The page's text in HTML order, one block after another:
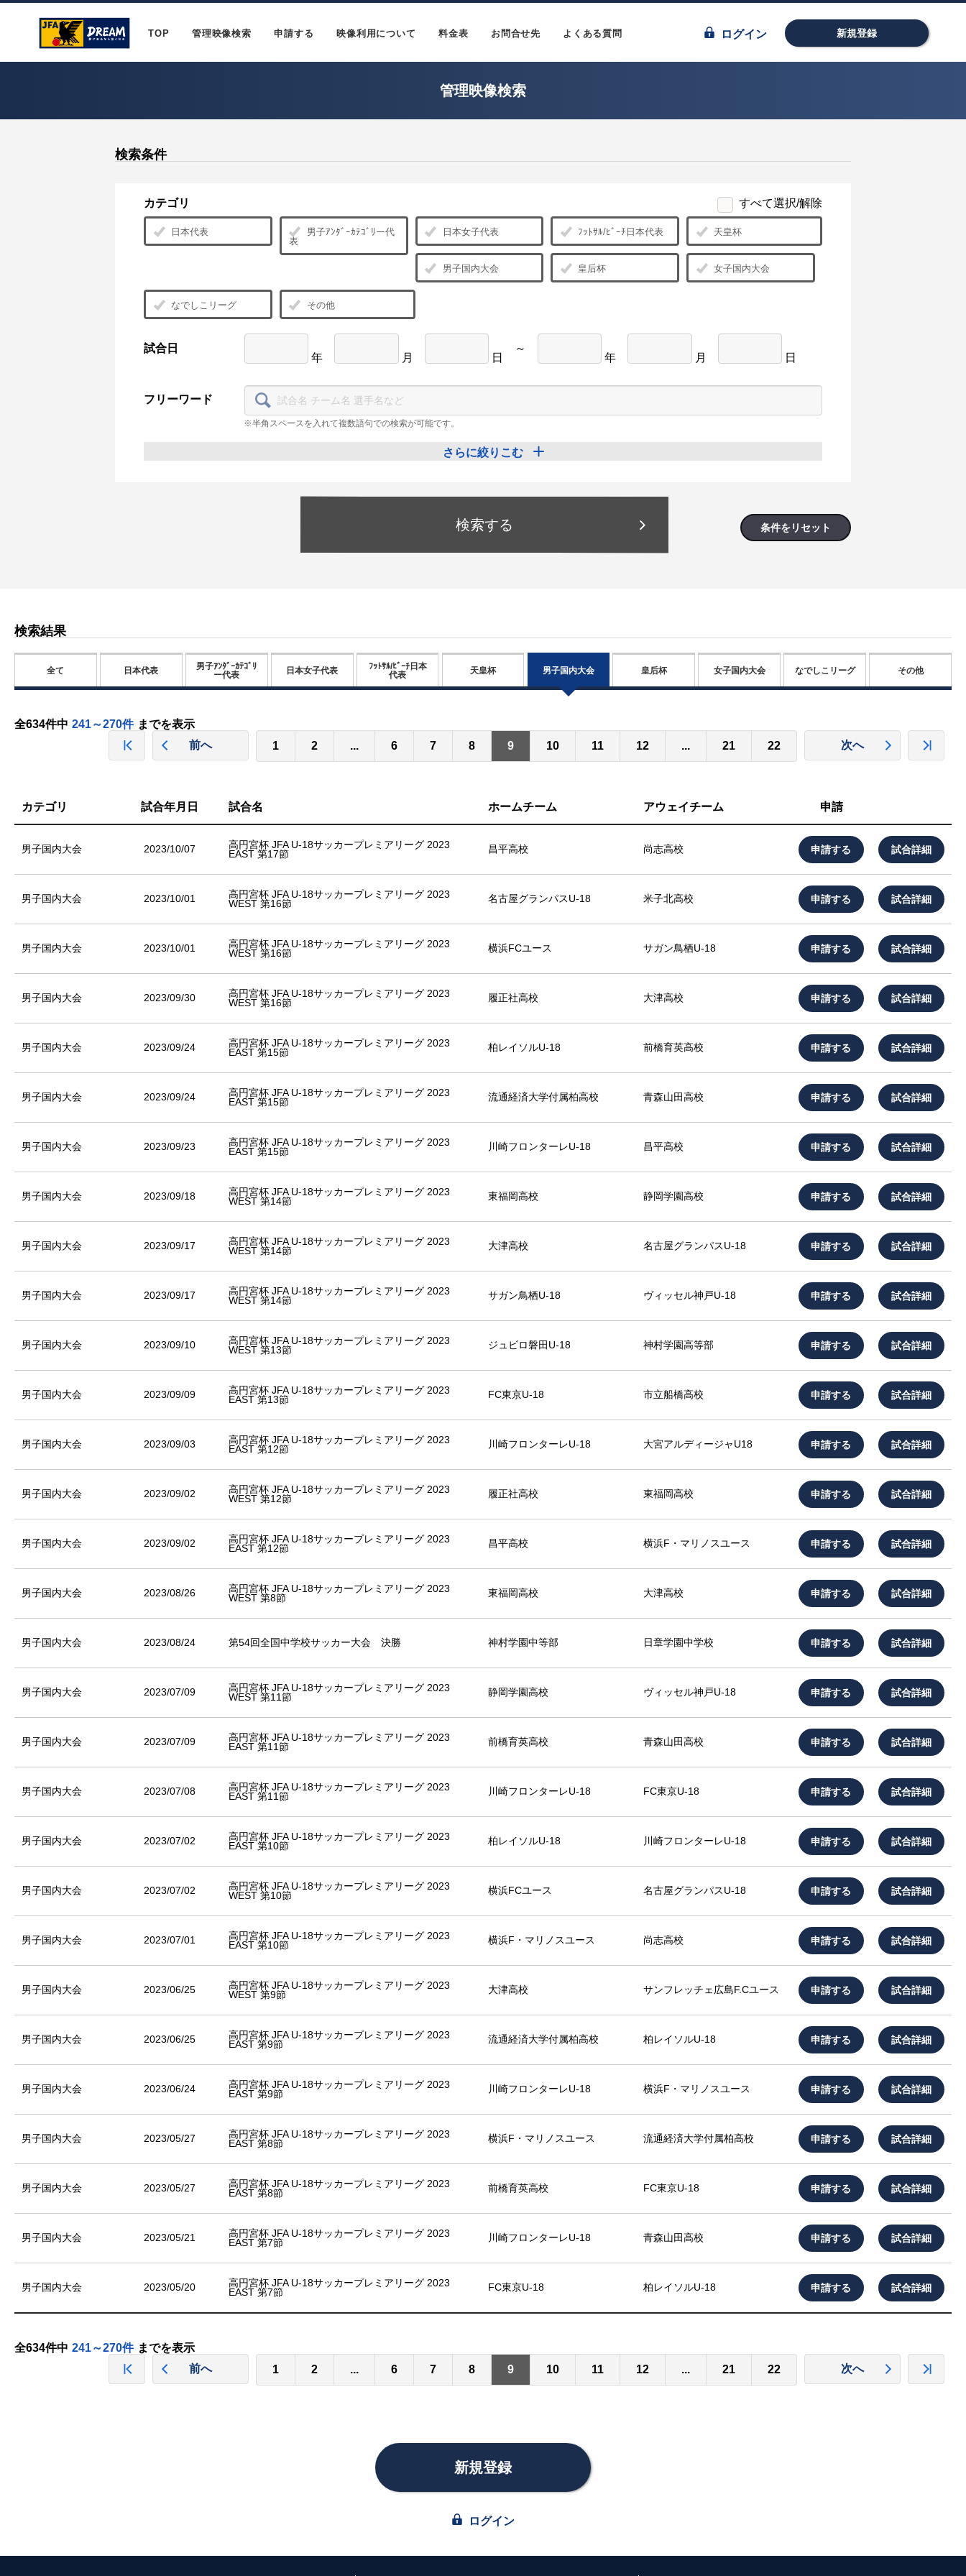
TOP 管理映像検索 申請する 映像利用について 料金表 お問合せ先 よくある質問 ログイン 新規登録
管理映像検索
検索条件
カテゴリ すべて選択/解除
日本代表
男子ｱﾝﾀﾞｰｶﾃｺﾞﾘー代
表
日本女子代表 ﾌｯﾄｻﾙ/ﾋﾞｰﾁ日本代表 天皇杯
男子国内大会 皇后杯 女子国内大会
なでしこリーグ その他
試合日
年 月 日
～
年 月 日
フリーワード
※半角スペースを入れて複数語句での検索が可能です。
さらに絞りこむ
検索する 条件をリセット
検索結果
全て 日本代表
男子ｱﾝﾀﾞｰｶﾃｺﾞﾘ
ー代表
日本女子代表
ﾌｯﾄｻﾙ/ﾋﾞｰﾁ日本
代表
天皇杯 男子国内大会 皇后杯 女子国内大会 なでしこリーグ その他
全634件中 241～270件 までを表示
前へ
1 2 ... 6 7 8 9 10 11 12 ... 21 22 次へ
カテゴリ 試合年月日 試合名 ホームチーム アウェイチーム 申請
男子国内大会 2023/10/07
高円宮杯 JFA U-18サッカープレミアリーグ 2023
EAST 第17節
昌平高校 尚志高校 申請する 試合詳細
男子国内大会 2023/10/01
高円宮杯 JFA U-18サッカープレミアリーグ 2023
WEST 第16節
名古屋グランパスU-18 米子北高校 申請する 試合詳細
男子国内大会 2023/10/01
高円宮杯 JFA U-18サッカープレミアリーグ 2023
WEST 第16節
横浜FCユース サガン鳥栖U-18 申請する 試合詳細
男子国内大会 2023/09/30
高円宮杯 JFA U-18サッカープレミアリーグ 2023
WEST 第16節
履正社高校 大津高校 申請する 試合詳細
男子国内大会 2023/09/24
高円宮杯 JFA U-18サッカープレミアリーグ 2023
EAST 第15節
柏レイソルU-18 前橋育英高校 申請する 試合詳細
男子国内大会 2023/09/24
高円宮杯 JFA U-18サッカープレミアリーグ 2023
EAST 第15節
流通経済大学付属柏高校 青森山田高校 申請する 試合詳細
男子国内大会 2023/09/23
高円宮杯 JFA U-18サッカープレミアリーグ 2023
EAST 第15節
川崎フロンターレU-18 昌平高校 申請する 試合詳細
男子国内大会 2023/09/18
高円宮杯 JFA U-18サッカープレミアリーグ 2023
WEST 第14節
東福岡高校 静岡学園高校 申請する 試合詳細
男子国内大会 2023/09/17
高円宮杯 JFA U-18サッカープレミアリーグ 2023
WEST 第14節
大津高校 名古屋グランパスU-18 申請する 試合詳細
男子国内大会 2023/09/17
高円宮杯 JFA U-18サッカープレミアリーグ 2023
WEST 第14節
サガン鳥栖U-18 ヴィッセル神戸U-18 申請する 試合詳細
男子国内大会 2023/09/10
高円宮杯 JFA U-18サッカープレミアリーグ 2023
WEST 第13節
ジュビロ磐田U-18 神村学園高等部 申請する 試合詳細
男子国内大会 2023/09/09
高円宮杯 JFA U-18サッカープレミアリーグ 2023
EAST 第13節
FC東京U-18 市立船橋高校 申請する 試合詳細
男子国内大会 2023/09/03
高円宮杯 JFA U-18サッカープレミアリーグ 2023
EAST 第12節
川崎フロンターレU-18 大宮アルディージャU18 申請する 試合詳細
男子国内大会 2023/09/02
高円宮杯 JFA U-18サッカープレミアリーグ 2023
WEST 第12節
履正社高校 東福岡高校 申請する 試合詳細
男子国内大会 2023/09/02
高円宮杯 JFA U-18サッカープレミアリーグ 2023
EAST 第12節
昌平高校 横浜F・マリノスユース 申請する 試合詳細
男子国内大会 2023/08/26
高円宮杯 JFA U-18サッカープレミアリーグ 2023
WEST 第8節
東福岡高校 大津高校 申請する 試合詳細
男子国内大会 2023/08/24 第54回全国中学校サッカー大会 決勝 神村学園中等部 日章学園中学校 申請する 試合詳細
男子国内大会 2023/07/09
高円宮杯 JFA U-18サッカープレミアリーグ 2023
WEST 第11節
静岡学園高校 ヴィッセル神戸U-18 申請する 試合詳細
男子国内大会 2023/07/09
高円宮杯 JFA U-18サッカープレミアリーグ 2023
EAST 第11節
前橋育英高校 青森山田高校 申請する 試合詳細
男子国内大会 2023/07/08
高円宮杯 JFA U-18サッカープレミアリーグ 2023
EAST 第11節
川崎フロンターレU-18 FC東京U-18 申請する 試合詳細
男子国内大会 2023/07/02
高円宮杯 JFA U-18サッカープレミアリーグ 2023
EAST 第10節
柏レイソルU-18 川崎フロンターレU-18 申請する 試合詳細
男子国内大会 2023/07/02
高円宮杯 JFA U-18サッカープレミアリーグ 2023
WEST 第10節
横浜FCユース 名古屋グランパスU-18 申請する 試合詳細
男子国内大会 2023/07/01
高円宮杯 JFA U-18サッカープレミアリーグ 2023
EAST 第10節
横浜F・マリノスユース 尚志高校 申請する 試合詳細
男子国内大会 2023/06/25
高円宮杯 JFA U-18サッカープレミアリーグ 2023
WEST 第9節
大津高校 サンフレッチェ広島F.Cユース 申請する 試合詳細
男子国内大会 2023/06/25
高円宮杯 JFA U-18サッカープレミアリーグ 2023
EAST 第9節
流通経済大学付属柏高校 柏レイソルU-18 申請する 試合詳細
男子国内大会 2023/06/24
高円宮杯 JFA U-18サッカープレミアリーグ 2023
EAST 第9節
川崎フロンターレU-18 横浜F・マリノスユース 申請する 試合詳細
男子国内大会 2023/05/27
高円宮杯 JFA U-18サッカープレミアリーグ 2023
EAST 第8節
横浜F・マリノスユース 流通経済大学付属柏高校 申請する 試合詳細
男子国内大会 2023/05/27
高円宮杯 JFA U-18サッカープレミアリーグ 2023
EAST 第8節
前橋育英高校 FC東京U-18 申請する 試合詳細
男子国内大会 2023/05/21
高円宮杯 JFA U-18サッカープレミアリーグ 2023
EAST 第7節
川崎フロンターレU-18 青森山田高校 申請する 試合詳細
男子国内大会 2023/05/20
高円宮杯 JFA U-18サッカープレミアリーグ 2023
EAST 第7節
FC東京U-18 柏レイソルU-18 申請する 試合詳細
全634件中 241～270件 までを表示
前へ
1 2 ... 6 7 8 9 10 11 12 ... 21 22 次へ
新規登録
ログイン